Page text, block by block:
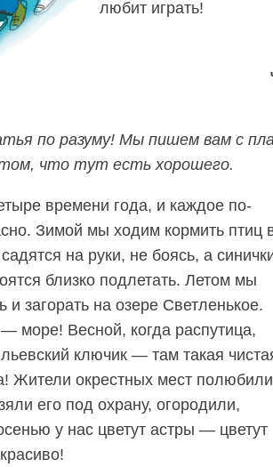
любит играть!
по разуму! Мы пишем вам с
что тут есть хорошего.
времени года, и каждое по-
Зимой мы ходим кормить птиц
на руки, не боясь, а
близко подлетать. Летом мы
загорать на озере Светленькое.
море! Весной, когда распутица,
ключик — там такая
Жители окрестных мест полюбили
его под охрану, огородили,
у нас цветут астры — цветут